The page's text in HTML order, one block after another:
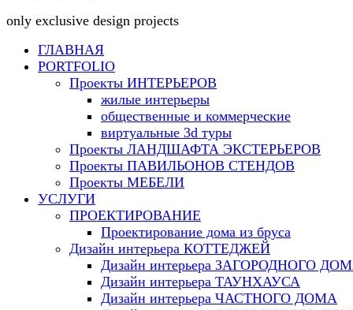
only exclusive design projects
ГЛАВНАЯ
PORTFOLIO
Проекты ИНТЕРЬЕРОВ
жилые интерьеры
общественные и коммерческие
виртуальные 3d туры
Проекты ЛАНДШАФТА ЭКСТЕРЬЕРОВ
Проекты ПАВИЛЬОНОВ СТЕНДОВ
Проекты МЕБЕЛИ
УСЛУГИ
ПРОЕКТИРОВАНИЕ
Проектирование дома из бруса
Дизайн интерьера КОТТЕДЖЕЙ
Дизайн интерьера ЗАГОРОДНОГО
Дизайн интерьера ТАУНХАУСА
Дизайн интерьера ЧАСТНОГО ДОМА